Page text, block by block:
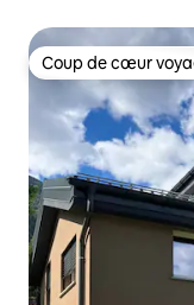
Coup de cœur
Coup de cœur